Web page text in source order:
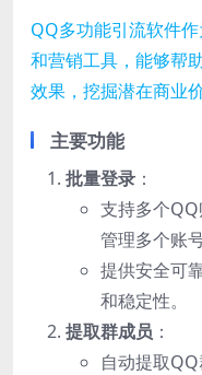
QQ多功能引流软件
和营销工具，能够帮
效果，挖掘潜在商业价
主要功能
批量登录 ：
支持多个
管理多个账
提供安全可
和稳定性。
提取群成员 ：
自动提取